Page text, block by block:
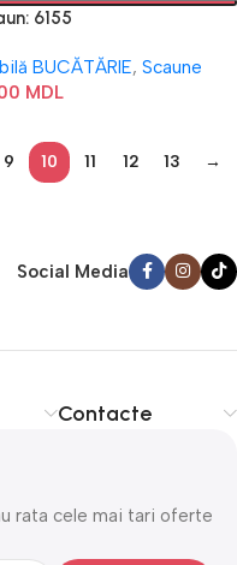
6155
BUCĂTĂRIE, Scaune
MDL
9 10 11 12 13 →
Social Media
Contacte
rata cele mai tari oferte